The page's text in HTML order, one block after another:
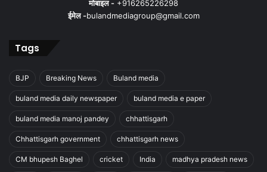
मोबाइल - +916265226298
ईमेल -bulandmediagroup@gmail.com
Tags
BJP Breaking News Buland media
buland media daily newspaper buland media e paper
buland media manoj pandey chhattisgarh
Chhattisgarh government chhattisgarh news
CM bhupesh Baghel cricket India madhya pradesh news